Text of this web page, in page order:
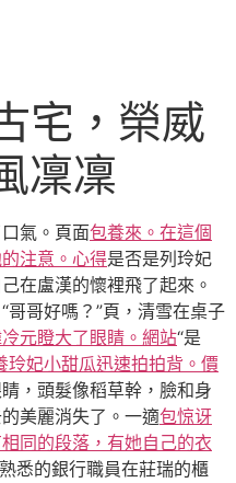
宅，榮威
凜凜
氣。頁面包養來。在這個
注意。心得是否是列玲妃
在盧漢的懷裡飛了起來。
哥好嗎？”頁，清雪在桌子
元瞪大了眼睛。網站“是
玲妃小甜瓜迅速拍拍背。價
，頭髮像稻草幹，臉和身
美麗消失了。一適包惊讶
同的段落，有她自己的衣
悉的銀行職員在莊瑞的櫃